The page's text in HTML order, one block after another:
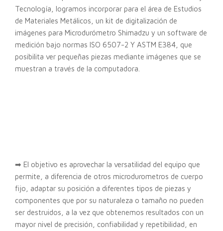
Tecnología, logramos incorporar para el área de Estudios
de Materiales Metálicos, un kit de digitalización de
imágenes para Microdurómetro Shimadzu y un software de
medición bajo normas ISO 6507-2 Y ASTM E384, que
posibilita ver pequeñas piezas mediante imágenes que se
muestran a través de la computadora.
➡ El objetivo es aprovechar la versatilidad del equipo que
permite, a diferencia de otros microdurometros de cuerpo
fijo, adaptar su posición a diferentes tipos de piezas y
componentes que por su naturaleza o tamaño no pueden
ser destruidos, a la vez que obtenemos resultados con un
mayor nivel de precisión, confiabilidad y repetibilidad, en